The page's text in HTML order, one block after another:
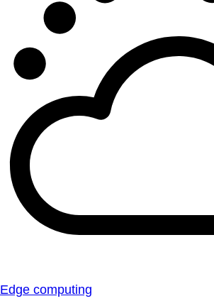
Edge computing